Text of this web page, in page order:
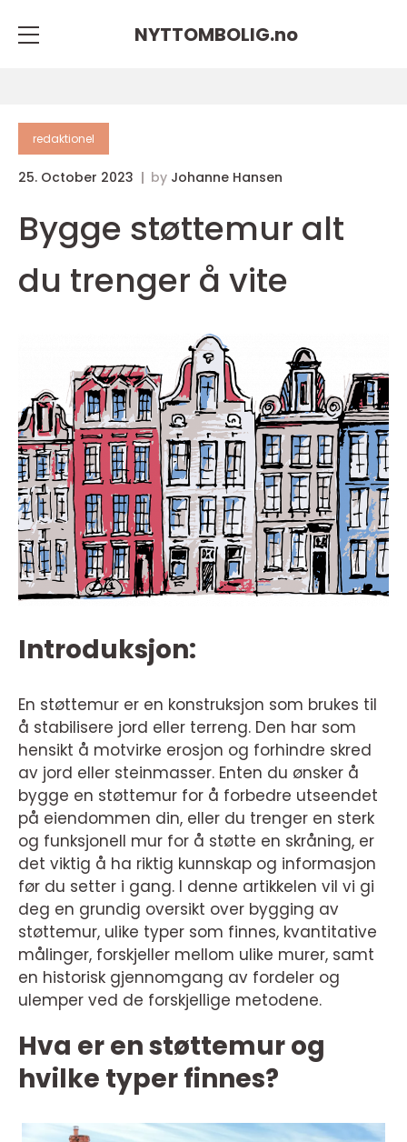
NYTTOMBOLIG.no
redaktionel
25. October 2023 by Johanne Hansen
Bygge støttemur alt
du trenger å vite
Introduksjon:
En støttemur er en konstruksjon som brukes til
å stabilisere jord eller terreng. Den har som
hensikt å motvirke erosjon og forhindre skred
av jord eller steinmasser. Enten du ønsker å
bygge en støttemur for å forbedre utseendet
på eiendommen din, eller du trenger en sterk
og funksjonell mur for å støtte en skråning, er
det viktig å ha riktig kunnskap og informasjon
før du setter i gang. I denne artikkelen vil vi gi
deg en grundig oversikt over bygging av
støttemur, ulike typer som finnes, kvantitative
målinger, forskjeller mellom ulike murer, samt
en historisk gjennomgang av fordeler og
ulemper ved de forskjellige metodene.
Hva er en støttemur og
hvilke typer finnes?